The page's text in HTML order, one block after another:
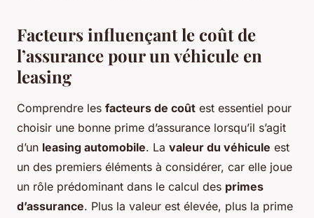
Facteurs influençant le coût de
l’assurance pour un véhicule en
leasing
Comprendre les facteurs de coût est essentiel pour
choisir une bonne prime d’assurance lorsqu’il s’agit
d’un leasing automobile. La valeur du véhicule est
un des premiers éléments à considérer, car elle joue
un rôle prédominant dans le calcul des primes
d’assurance. Plus la valeur est élevée, plus la prime